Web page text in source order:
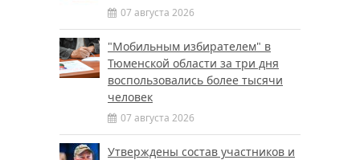
07 августа 2026
"Мобильным избирателем" в
Тюменской области за три дня
воспользовались более тысячи
человек
07 августа 2026
Утверждены состав участников и